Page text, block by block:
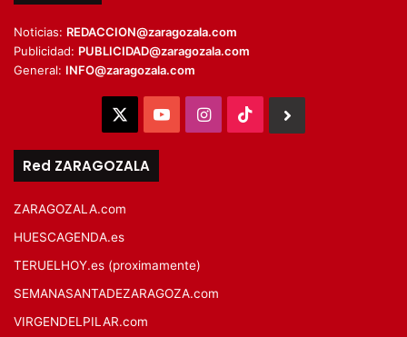
Noticias: REDACCION@zaragozala.com
Publicidad: PUBLICIDAD@zaragozala.com
General: INFO@zaragozala.com
YouTubeInstagram
TikTok
Red ZARAGOZALA
ZARAGOZALA.com
HUESCAGENDA.es
TERUELHOY.es (proximamente)
SEMANASANTADEZARAGOZA.com
VIRGENDELPILAR.com